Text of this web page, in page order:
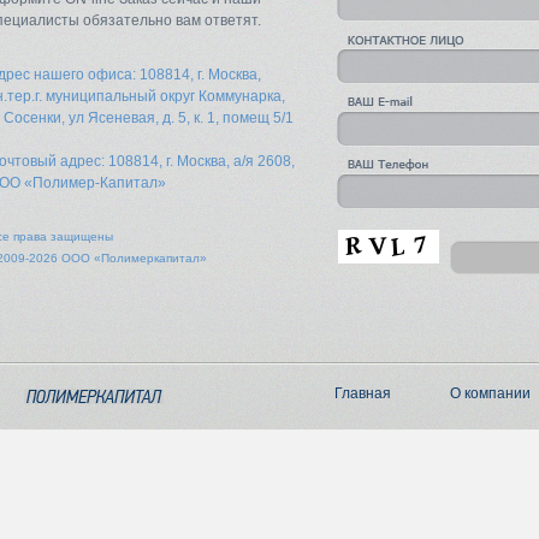
обязательно вам ответят.
нашего офиса: 108814, г. Москва,
муниципальный округ Коммунарка,
Сосенки, ул Ясеневая, д. 5, к. 1, помещ 5/1
адрес: 108814, г. Москва, а/я 2608,
«Полимер-Капитал»
права защищены
2026 ООО «Полимеркапитал»
Главная О компании